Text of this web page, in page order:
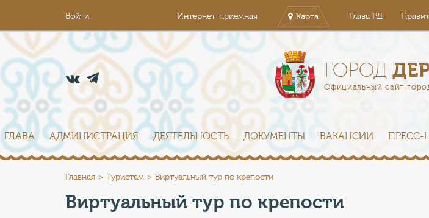
Войти Интернет-приемная Карта Глава РД
ГОРОД
Официальный сайт
ГЛАВА АДМИНИСТРАЦИЯ ДЕЯТЕЛЬНОСТЬ ДОКУМЕНТЫ ВАКАНСИИ ПРЕСС-
Главная Туристам Виртуальный тур по крепости
Виртуальный тур по крепости